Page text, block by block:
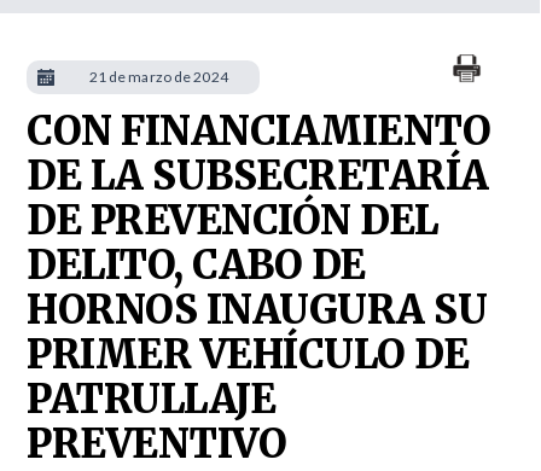
CON FINANCIAMIENTO
DE LA SUBSECRETARÍA
DE PREVENCIÓN DEL
DELITO, CABO DE
HORNOS INAUGURA SU
PRIMER VEHÍCULO DE
PATRULLAJE
PREVENTIVO
21 de marzo de 2024